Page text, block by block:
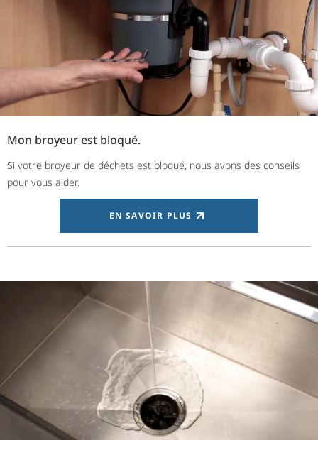
Mon broyeur est bloqué.
Si votre broyeur de déchets est bloqué, nous avons des conseils
pour vous aider.
EN SAVOIR PLUS